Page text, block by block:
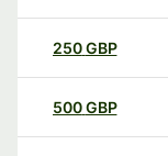
250GBP
500GBP